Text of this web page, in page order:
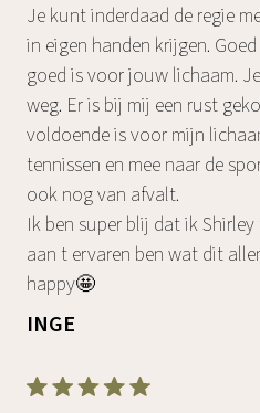
Je kunt inderdaad de regie
in eigen handen krijgen.
goed is voor jouw lichaam.
weg. Er is bij mij een rust
voldoende is voor mijn
tennissen en mee naar de
ook nog van afvalt.
Ik ben super blij dat ik
aan t ervaren ben wat dit
happy🤩
INGE